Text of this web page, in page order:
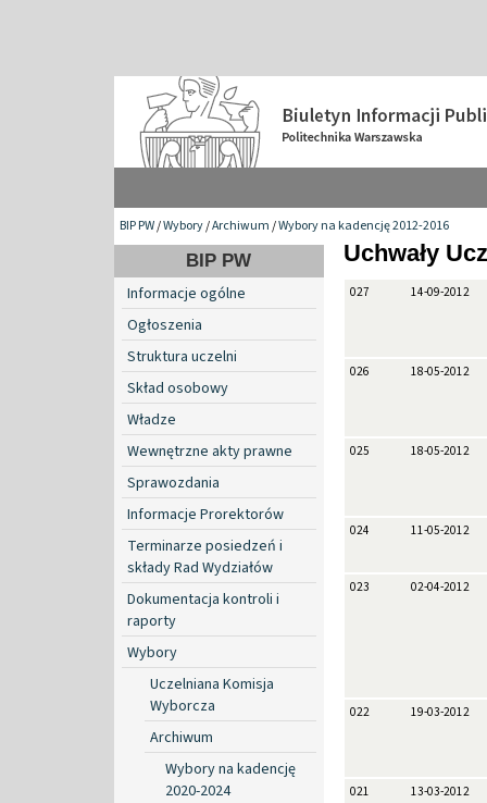
BIP PW/Wybory/Archiwum/Wybory na kadencję 2012-2016
BIP PW
Informacje ogólne
Ogłoszenia
Struktura uczelni
Skład osobowy
Władze
Wewnętrzne akty prawne
Sprawozdania
Informacje Prorektorów
Terminarze posiedzeń i
składy Rad Wydziałów
Dokumentacja kontroli i
raporty
Wybory
Uczelniana Komisja
Wyborcza
Archiwum
Wybory na kadencję
2020-2024
Uchwały
027 14-09-2012
026 18-05-2012
025 18-05-2012
024 11-05-2012
023 02-04-2012
022 19-03-2012
021 13-03-2012